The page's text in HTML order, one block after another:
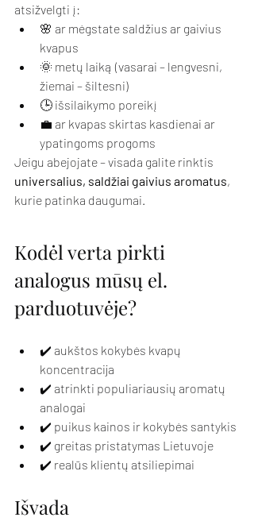
atsižvelgti į:
🌸 ar mėgstate saldžius ar gaivius
kvapus
🌞 metų laiką (vasarai – lengvesni,
žiemai – šiltesni)
🕒 išsilaikymo poreikį
💼 ar kvapas skirtas kasdienai ar
ypatingoms progoms
Jeigu abejojate – visada galite rinktis
universalius, saldžiai gaivius aromatus,
kurie patinka daugumai.
Kodėl verta pirkti
analogus mūsų el.
parduotuvėje?
✔️ aukštos kokybės kvapų
koncentracija
✔️ atrinkti populiariausių aromatų
analogai
✔️ puikus kainos ir kokybės santykis
✔️ greitas pristatymas Lietuvoje
✔️ realūs klientų atsiliepimai
Išvada